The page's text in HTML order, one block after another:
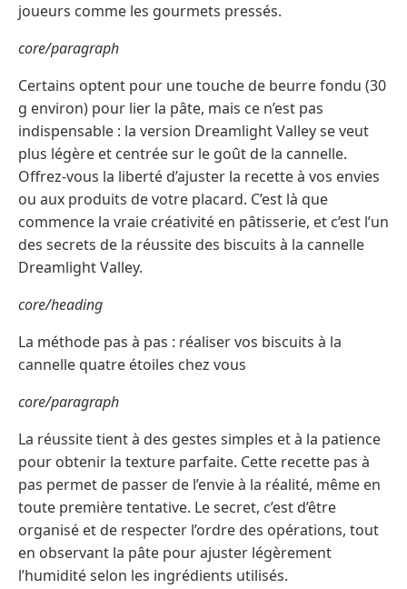
joueurs comme les gourmets pressés.
core/paragraph
Certains optent pour une touche de beurre fondu (30
g environ) pour lier la pâte, mais ce n’est pas
indispensable : la version Dreamlight Valley se veut
plus légère et centrée sur le goût de la cannelle.
Offrez-vous la liberté d’ajuster la recette à vos envies
ou aux produits de votre placard. C’est là que
commence la vraie créativité en pâtisserie, et c’est l’un
des secrets de la réussite des biscuits à la cannelle
Dreamlight Valley.
core/heading
La méthode pas à pas : réaliser vos biscuits à la
cannelle quatre étoiles chez vous
core/paragraph
La réussite tient à des gestes simples et à la patience
pour obtenir la texture parfaite. Cette recette pas à
pas permet de passer de l’envie à la réalité, même en
toute première tentative. Le secret, c’est d’être
organisé et de respecter l’ordre des opérations, tout
en observant la pâte pour ajuster légèrement
l’humidité selon les ingrédients utilisés.